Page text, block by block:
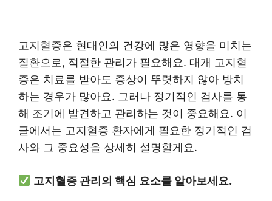
고지혈증은 현대인의 건강에 많은 영향을 미치는
질환으로, 적절한 관리가 필요해요. 대개 고지혈
증은 치료를 받아도 증상이 뚜렷하지 않아 방치
하는 경우가 많아요. 그러나 정기적인 검사를 통
해 조기에 발견하고 관리하는 것이 중요해요. 이
글에서는 고지혈증 환자에게 필요한 정기적인 검
사와 그 중요성을 상세히 설명할게요.
고지혈증 관리의 핵심 요소를 알아보세요.